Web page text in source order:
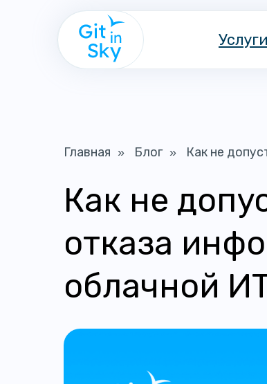
Услуги
Главная » Блог » Как не
Как не
отказа
облачной